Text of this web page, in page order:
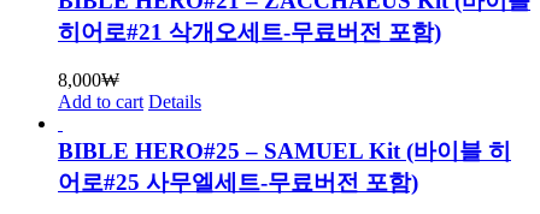
히어로#21 삭개오세트-무료버전 포함)
8,000₩
Add to cart Details
BIBLE HERO#25 – SAMUEL Kit (바이블 히
어로#25 사무엘세트-무료버전 포함)